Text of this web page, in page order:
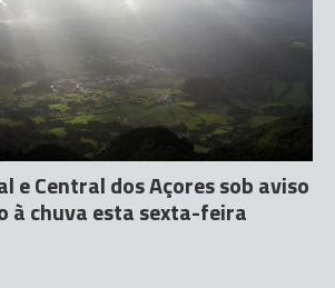
e Central dos Açores sob aviso
à chuva esta sexta-feira